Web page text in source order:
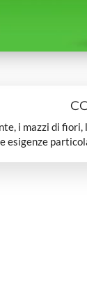
i mazzi di
esigenze